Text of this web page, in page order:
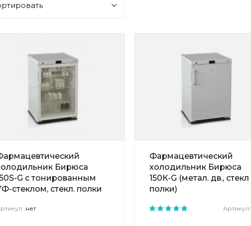
Бирюса
G с тонированным
стеклом, стекл. полки
нет
Фармацевтический
холодильник Бирюса
150К-G (метал. дв., стекл
полки)
Артикул: